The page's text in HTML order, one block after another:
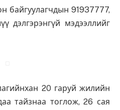
байгуулагчдын 91937777,
дэлгэрэнгүй мэдээллийг
20 гаруй жилийн
тайзнаа тоглож, 26 сая